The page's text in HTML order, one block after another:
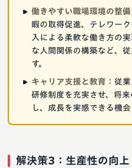
働きやすい職場環境の整備
暇の取得促進、テレワー
入による柔軟な働き方の
な人間関係の構築など、
す。
キャリア支援と教育： 従業
研修制度を充実させ、将
し、成長を実感できる機会
解決策3：生産性の向上